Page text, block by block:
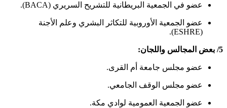
عضو في الجمعية البريطانية للتشريح السريري (BACA).
عضو الجمعية الأوروبية للتكاثر البشري وعلم الأجنة
(ESHRE).
5/ بعض المجالس واللجان:
عضو مجلس جامعة أم القرى.
عضو مجلس الوقف الجامعي.
عضو الجمعية العمومية لوادي مكة.